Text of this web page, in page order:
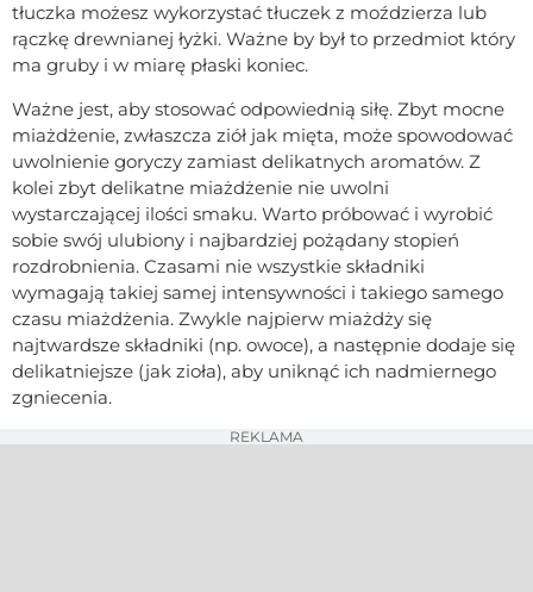
tłuczka możesz wykorzystać tłuczek z moździerza lub
rączkę drewnianej łyżki. Ważne by był to przedmiot który
ma gruby i w miarę płaski koniec.
Ważne jest, aby stosować odpowiednią siłę. Zbyt mocne
miażdżenie, zwłaszcza ziół jak mięta, może spowodować
uwolnienie goryczy zamiast delikatnych aromatów. Z
kolei zbyt delikatne miażdżenie nie uwolni
wystarczającej ilości smaku. Warto próbować i wyrobić
sobie swój ulubiony i najbardziej pożądany stopień
rozdrobnienia. Czasami nie wszystkie składniki
wymagają takiej samej intensywności i takiego samego
czasu miażdżenia. Zwykle najpierw miażdży się
najtwardsze składniki (np. owoce), a następnie dodaje się
delikatniejsze (jak zioła), aby uniknąć ich nadmiernego
zgniecenia.
REKLAMA